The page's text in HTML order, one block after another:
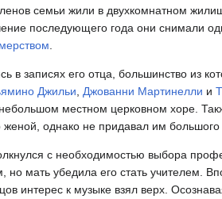
семьи жили в двухкомнатном
последующего года они снимали
в записях его отца, большинство из
Джильи Джованни Мартинелли и
местном церковном хоре.
однако не придавал им большого
с необходимостью выбора
мать убедила его стать учителем.
интерес к музыке взял верх.